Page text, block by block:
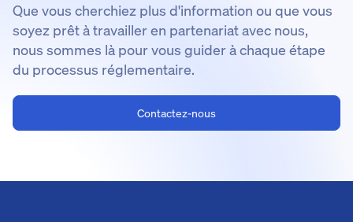
Que vous cherchiez plus d'information ou que vous
soyez prêt à travailler en partenariat avec nous,
nous sommes là pour vous guider à chaque étape
du processus réglementaire.
Contactez-nous